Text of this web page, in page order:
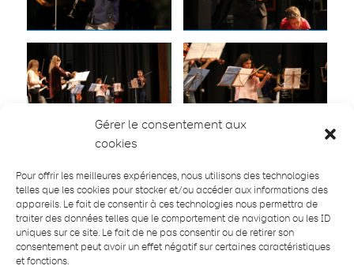
Gérer le consentement aux
cookies
Pour offrir les meilleures expériences, nous utilisons des technologies
telles que les cookies pour stocker et/ou accéder aux informations des
appareils. Le fait de consentir à ces technologies nous permettra de
traiter des données telles que le comportement de navigation ou les ID
uniques sur ce site. Le fait de ne pas consentir ou de retirer son
consentement peut avoir un effet négatif sur certaines caractéristiques
et fonctions.